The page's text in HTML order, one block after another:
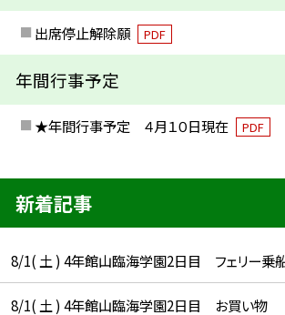
出席停止解除願 PDF
年間行事予定
★年間行事予定 ４月１０日現在 PDF
新着記事
8/1( 土 ) 4年館山臨海学園2日目 フェリー乗
8/1( 土 ) 4年館山臨海学園2日目 お買い物